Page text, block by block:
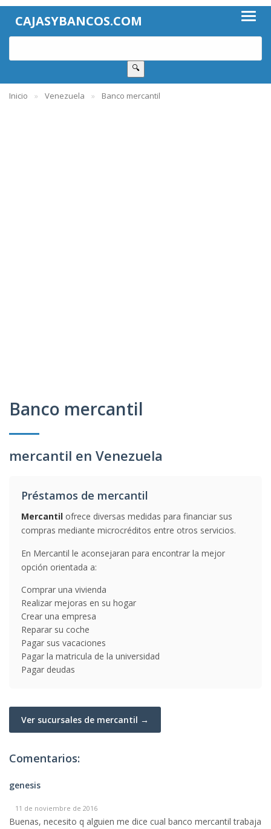
CAJASYBANCOS.COM
🔍
Inicio Venezuela Banco mercantil
Banco mercantil
mercantil en Venezuela
Préstamos de mercantil
Mercantil ofrece diversas medidas para financiar sus
compras mediante microcréditos entre otros servicios.
En Mercantil le aconsejaran para encontrar la mejor
opción orientada a:
Comprar una vivienda
Realizar mejoras en su hogar
Crear una empresa
Reparar su coche
Pagar sus vacaciones
Pagar la matricula de la universidad
Pagar deudas
Ver sucursales de mercantil →
Comentarios:
genesis
11 de noviembre de 2016
Buenas, necesito q alguien me dice cual banco mercantil trabaja